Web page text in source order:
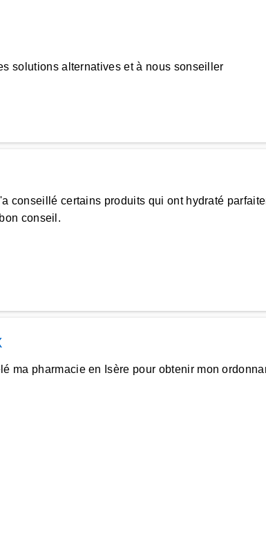
solutions alternatives et à nous sonseiller
conseillé certains produits qui ont hydraté
conseil.
ma pharmacie en Isère pour obtenir mon